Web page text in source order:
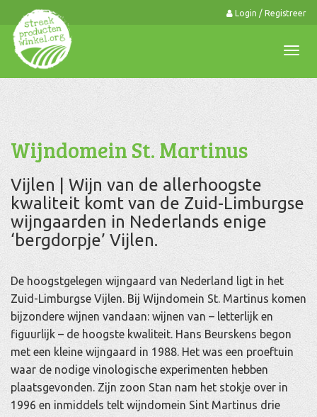
Login / Registreer
Wijndomein St. Martinus
Vijlen | Wijn van de allerhoogste
kwaliteit komt van de Zuid-Limburgse
wijngaarden in Nederlands enige
‘bergdorpje’ Vijlen.
De hoogstgelegen wijngaard van Nederland ligt in het
Zuid-Limburgse Vijlen. Bij Wijndomein St. Martinus komen
bijzondere wijnen vandaan: wijnen van – letterlijk en
figuurlijk – de hoogste kwaliteit. Hans Beurskens begon
met een kleine wijngaard in 1988. Het was een proeftuin
waar de nodige vinologische experimenten hebben
plaatsgevonden. Zijn zoon Stan nam het stokje over in
1996 en inmiddels telt wijndomein Sint Martinus drie